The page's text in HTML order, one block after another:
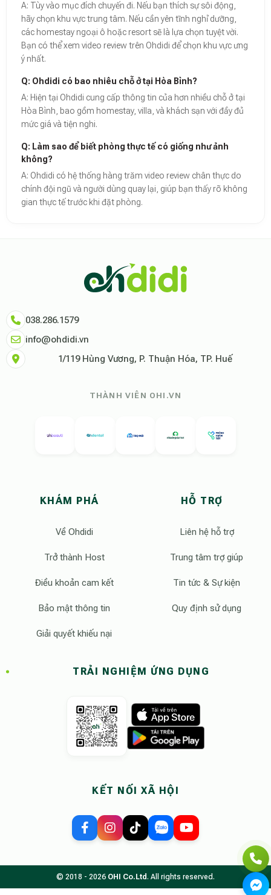
A: Tùy vào mục đích chuyến đi. Nếu bạn thích sự sôi động,
hãy chọn khu vực trung tâm. Nếu cần yên tĩnh nghỉ dưỡng,
các homestay ngoại ô hoặc resort sẽ là lựa chọn tuyệt vời.
Bạn có thể xem video review trên Ohdidi để chọn khu vực ưng
ý nhất.
Q: Ohdidi có bao nhiêu chỗ ở tại Hòa Bình?
A: Hiện tại Ohdidi cung cấp thông tin của hơn nhiều chỗ ở tại
Hòa Bình, bao gồm homestay, villa, và khách sạn với đầy đủ
mức giá và tiện nghi.
Q: Làm sao để biết phòng thực tế có giống như ảnh
không?
A: Ohdidi có hệ thống hàng trăm video review chân thực do
chính đội ngũ và người dùng quay lại, giúp bạn thấy rõ không
gian thực tế trước khi đặt phòng.
Ohdidi Facebook Official,
038.286.1579
info@ohdidi.vn
1/119 Hùng Vương, P. Thuận Hóa, TP. Huế
THÀNH VIÊN OHI.VN
KHÁM PHÁ
Về Ohdidi
Trở thành Host
Điều khoản cam kết
Bảo mật thông tin
Giải quyết khiếu nại
HỖ TRỢ
Liên hệ hỗ trợ
Trung tâm trợ giúp
Tin tức & Sự kiện
Quy định sử dụng
TRẢI NGHIỆM ỨNG DỤNG
KẾT NỐI XÃ HỘI
© 2018 - 2026 OHI Co.Ltd. All rights reserved.